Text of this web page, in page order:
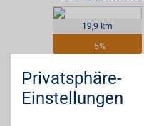
19,9 km
5%
Privatsphäre-
Einstellungen